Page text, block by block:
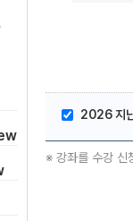
2026 지
※ 강좌를 수강 신